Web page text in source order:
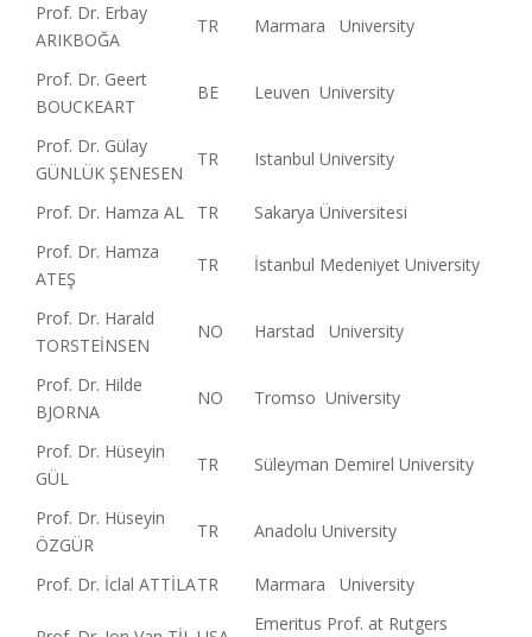
Prof. Dr. Erbay
ARIKBOĞA
TR Marmara University
Prof. Dr. Geert
BOUCKEART
BE Leuven University
Prof. Dr. Gülay
GÜNLÜK ŞENESEN
TR Istanbul University
Prof. Dr. Hamza AL TR
Sakarya Üniversitesi
Prof. Dr. Hamza
ATEŞ
TR İstanbul Medeniyet University
Prof. Dr. Harald
TORSTEİNSEN
NO Harstad University
Prof. Dr. Hilde
BJORNA
NO Tromso University
Prof. Dr. Hüseyin
GÜL
TR Süleyman Demirel University
Prof. Dr. Hüseyin
ÖZGÜR
TR Anadolu University
Prof. Dr. İclal ATTİLATR Marmara University
Emeritus Prof. at Rutgers